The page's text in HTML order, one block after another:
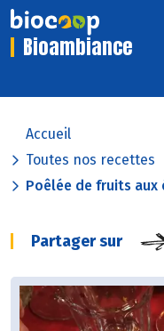
Bioambiance
Accueil
Toutes nos recettes
Poêlée de fruits aux
Partager sur